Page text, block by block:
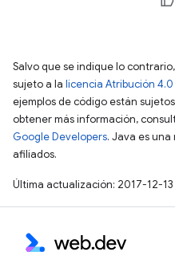
Salvo que se indique lo
sujeto a la licencia Atribución
ejemplos de código están
obtener más información,
Google Developers. Java es
afiliados.
Última actualización: 2017-12-13